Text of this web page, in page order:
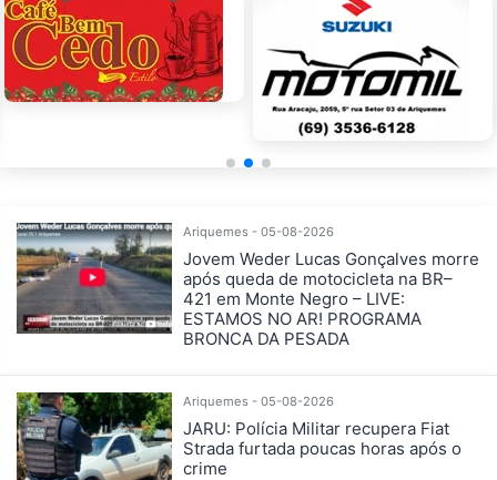
Ariquemes - 05-08-2026
Jovem Weder Lucas Gonçalves morre
após queda de motocicleta na BR–
421 em Monte Negro – LIVE:
ESTAMOS NO AR! PROGRAMA
BRONCA DA PESADA
Ariquemes - 05-08-2026
JARU: Polícia Militar recupera Fiat
Strada furtada poucas horas após o
crime